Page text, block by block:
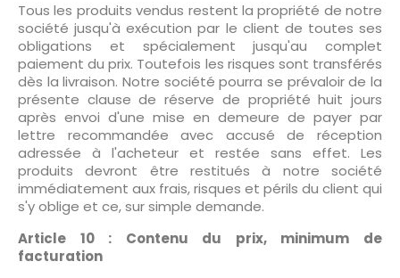
Tous les produits vendus restent la propriété de notre
société jusqu'à exécution par le client de toutes ses
obligations et spécialement jusqu'au complet
paiement du prix. Toutefois les risques sont transférés
dès la livraison. Notre société pourra se prévaloir de la
présente clause de réserve de propriété huit jours
après envoi d'une mise en demeure de payer par
lettre recommandée avec accusé de réception
adressée à l'acheteur et restée sans effet. Les
produits devront être restitués à notre société
immédiatement aux frais, risques et périls du client qui
s'y oblige et ce, sur simple demande.
Article 10 : Contenu du prix, minimum de
facturation